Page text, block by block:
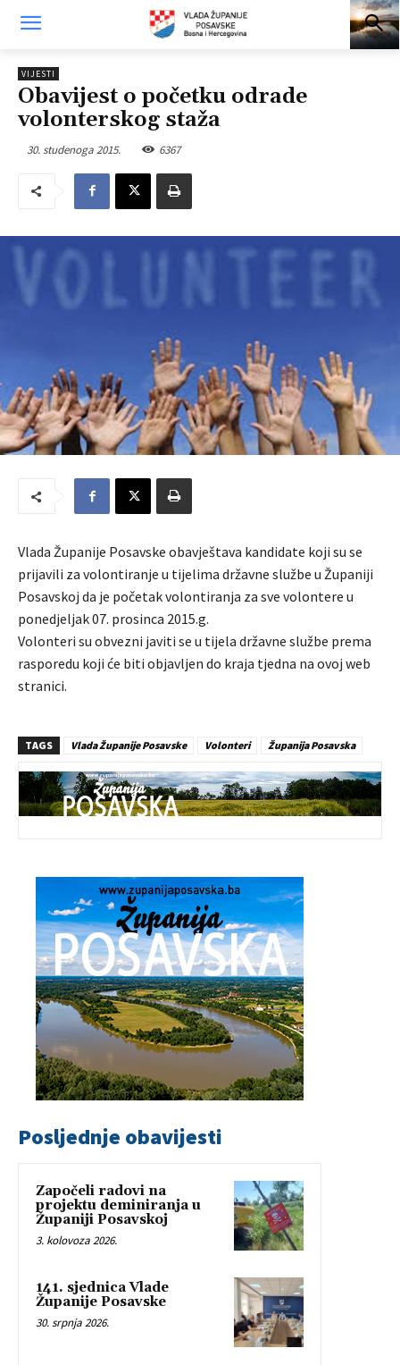
VIJESTI
Obavijest o početku odrade
volonterskog staža
30. studenoga 2015. 6367
Vlada Županije Posavske obavještava kandidate koji su se
prijavili za volontiranje u tijelima državne službe u Županiji
Posavskoj da je početak volontiranja za sve volontere u
ponedjeljak 07. prosinca 2015.g.
Volonteri su obvezni javiti se u tijela državne službe prema
rasporedu koji će biti objavljen do kraja tjedna na ovoj web
stranici.
TAGS Vlada Županije Posavske Volonteri Županija Posavska
Posljednje obavijesti
Započeli radovi na
projektu deminiranja u
Županiji Posavskoj
3. kolovoza 2026.
141. sjednica Vlade
Županije Posavske
30. srpnja 2026.